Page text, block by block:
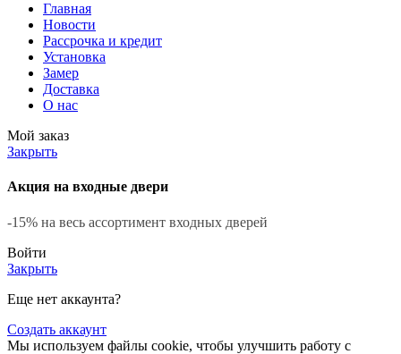
Главная
Новости
Рассрочка и кредит
Установка
Замер
Доставка
О нас
Мой заказ
Закрыть
Акция на входные двери
-15% на весь ассортимент входных дверей
Войти
Закрыть
Еще нет аккаунта?
Создать аккаунт
Мы используем файлы cookie, чтобы улучшить работу с